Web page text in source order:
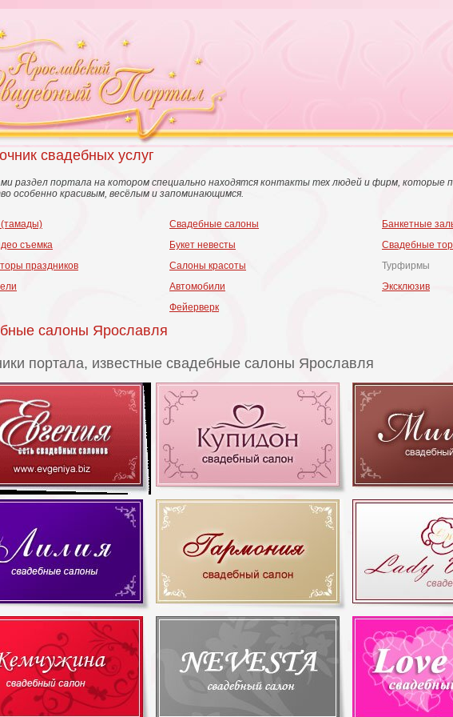
свадебных услуг
раздел портала на котором специально находятся контакты тех людей и фирм, которые
особенно красивым, весёлым и запоминающимся.
съемка
праздников
Свадебные салоны
Букет невесты
Салоны красоты
Автомобили
Фейерверк
Банкетные
Свадебные
Турфирмы
Эксклюзив
салоны Ярославля
портала, известные свадебные салоны Ярославля